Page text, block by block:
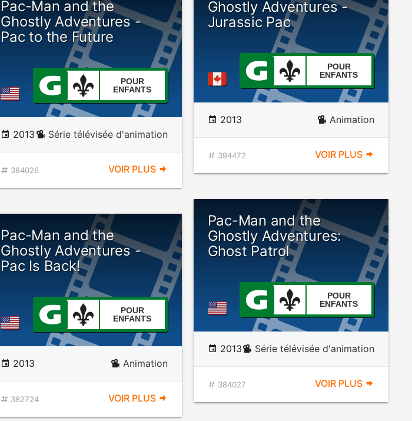
Ghostly Adventures -
Jurassic Pac
POUR
ENFANTS
2013 Animation
394472 VOIR PLUS
Pac-Man and the
Ghostly Adventures -
Pac to the Future
POUR
ENFANTS
2013 Série télévisée d'animation
384026 VOIR PLUS
Pac-Man and the
Ghostly Adventures:
Ghost Patrol
POUR
ENFANTS
2013 Série télévisée d'animation
384027 VOIR PLUS
Pac-Man and the
Ghostly Adventures -
Pac Is Back!
POUR
ENFANTS
2013 Animation
382724 VOIR PLUS